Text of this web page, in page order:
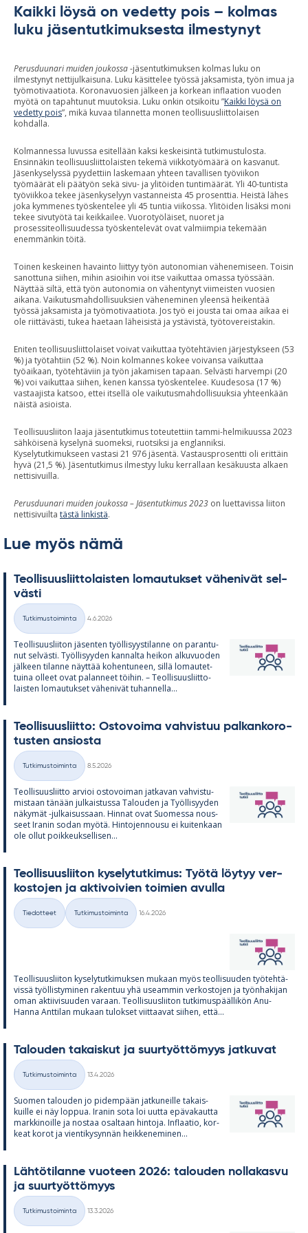
Kaikki löysä on vedetty pois – kolmas
luku jäsentutkimuksesta ilmestynyt
Perusduunari muiden joukossa-jäsentutkimuksen kolmas luku on
ilmestynyt nettijulkaisuna. Luku käsittelee työssä jaksamista, työn imua ja
työmotivaatiota. Koronavuosien jälkeen ja korkean inflaation vuoden
myötä on tapahtunut muutoksia. Luku onkin otsikoitu ”Kaikki löysä on
vedetty pois”, mikä kuvaa tilannetta monen teollisuusliittolaisen
kohdalla.
Kolmannessa luvussa esitellään kaksi keskeisintä tutkimustulosta.
Ensinnäkin teollisuusliittolaisten tekemä viikkotyömäärä on kasvanut.
Jäsenkyselyssä pyydettiin laskemaan yhteen tavallisen työviikon
työmäärät eli päätyön sekä sivu- ja ylitöiden tuntimäärät. Yli 40-tuntista
työviikkoa tekee jäsenkyselyyn vastanneista 45 prosenttia. Heistä lähes
joka kymmenes työskentelee yli 45 tuntia viikossa. Ylitöiden lisäksi moni
tekee sivutyötä tai keikkailee. Vuorotyöläiset, nuoret ja
prosessiteollisuudessa työskentelevät ovat valmiimpia tekemään
enemmänkin töitä.
Toinen keskeinen havainto liittyy työn autonomian vähenemiseen. Toisin
sanottuna siihen, mihin asioihin voi itse vaikuttaa omassa työssään.
Näyttää siltä, että työn autonomia on vähentynyt viimeisten vuosien
aikana. Vaikutusmahdollisuuksien väheneminen yleensä heikentää
työssä jaksamista ja työmotivaatiota. Jos työ ei jousta tai omaa aikaa ei
ole riittävästi, tukea haetaan läheisistä ja ystävistä, työtovereistakin.
Eniten teollisuusliittolaiset voivat vaikuttaa työtehtävien järjestykseen (53
%) ja työtahtiin (52 %). Noin kolmannes kokee voivansa vaikuttaa
työaikaan, työtehtäviin ja työn jakamisen tapaan. Selvästi harvempi (20
%) voi vaikuttaa siihen, kenen kanssa työskentelee. Kuudesosa (17 %)
vastaajista katsoo, ettei itsellä ole vaikutusmahdollisuuksia yhteenkään
näistä asioista.
Teollisuusliiton laaja jäsentutkimus toteutettiin tammi-helmikuussa 2023
sähköisenä kyselynä suomeksi, ruotsiksi ja englanniksi.
Kyselytutkimukseen vastasi 21 976 jäsentä. Vastausprosentti oli erittäin
hyvä (21,5 %). Jäsentutkimus ilmestyy luku kerrallaan kesäkuusta alkaen
nettisivuilla.
Perusduunari muiden joukossa – Jäsentutkimus 2023 on luettavissa liiton
nettisivuilta tästä linkistä.
Lue myös nämä
Teol­li­suus­liit­to­lais­ten lo­mau­tuk­set vä­he­ni­vät sel­
västi
Kategoriat
Tutkimustoiminta
4.6.2026
Teol­li­suus­lii­ton jä­sen­ten työl­li­syys­ti­lanne on pa­ran­tu­
nut sel­västi. Työl­li­syy­den kan­nalta hei­kon al­ku­vuo­den
jäl­keen ti­lanne näyt­tää ko­hen­tu­neen, sillä lo­mau­tet­
tuina ol­leet ovat pa­lan­neet töi­hin. – Teol­li­suus­liit­to­
lais­ten lo­mau­tuk­set vä­he­ni­vät tu­han­nella...
Teol­li­suus­liitto: Os­to­voima vah­vis­tuu pal­kan­ko­ro­
tus­ten an­siosta
Kategoriat
Tutkimustoiminta
8.5.2026
Teol­li­suus­liitto ar­vioi os­to­voi­man jat­ka­van vah­vis­tu­
mis­taan tä­nään jul­kais­tussa Ta­lou­den ja Työl­li­syy­den
nä­ky­mät -jul­kai­sus­saan. Hin­nat ovat Suo­messa nous­
seet Ira­nin so­dan myötä. Hin­to­jen­nousu ei kui­ten­kaan
ole ol­lut poik­keuk­sel­li­sen...
Teol­li­suus­lii­ton ky­se­ly­tut­ki­mus: Työtä löy­tyy ver­
kos­to­jen ja ak­ti­voi­vien toi­mien avulla
Kategoriat
Tiedotteet Tutkimustoiminta
16.4.2026
Teol­li­suus­lii­ton ky­se­ly­tut­ki­muk­sen mu­kaan myös teol­li­suu­den työ­teh­tä­
vissä työl­lis­ty­mi­nen ra­ken­tuu yhä useam­min ver­kos­to­jen ja työn­ha­ki­jan
oman ak­tii­vi­suu­den va­raan. Teol­li­suus­lii­ton tut­ki­mus­pääl­li­kön Anu-
Hanna Ant­ti­lan mu­kaan tu­lok­set viit­taa­vat sii­hen, että...
Ta­lou­den ta­kais­kut ja suur­työt­tö­myys jat­ku­vat
Kategoriat
Tutkimustoiminta
13.4.2026
Suo­men ta­lou­den jo pi­dem­pään jat­ku­neille ta­kais­
kuille ei näy lop­pua. Ira­nin sota loi uutta epä­va­kautta
mark­ki­noille ja nos­taa osal­taan hin­toja. In­flaa­tio, kor­
keat ko­rot ja vien­ti­ky­syn­nän heik­ke­ne­mi­nen...
Läh­tö­ti­lanne vuo­teen 2026: ta­lou­den nol­la­kasvu
ja suur­työt­tö­myys
Kategoriat
Tutkimustoiminta
13.3.2026